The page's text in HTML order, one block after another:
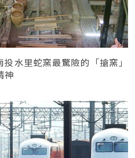
水里蛇窯最驚險的「搶窯」
神